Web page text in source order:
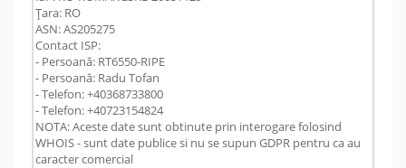
Țara: RO
ASN: AS205275
Contact ISP:
- Persoană: RT6550-RIPE
- Persoană: Radu Tofan
- Telefon: +40368733800
- Telefon: +40723154824
NOTA: Aceste date sunt obtinute prin interogare folosind
WHOIS - sunt date publice si nu se supun GDPR pentru ca au
caracter comercial